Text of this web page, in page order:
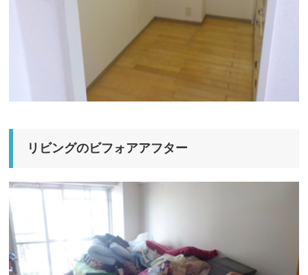
リビングのビフォアアフター